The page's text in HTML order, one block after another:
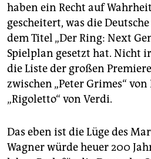
abo
genossenschaft
epaper login
haben ein Recht auf
gescheitert, was die
dem Titel „Der Ring: Next
Spielplan gesetzt hat. Nicht
die Liste der großen
zwischen „Peter Grimes“
„Rigoletto“ von Verdi.
Das eben ist die Lüge des
Wagner würde heuer 200